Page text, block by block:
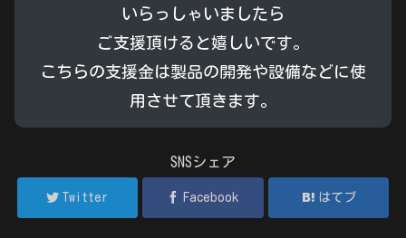
いらっしゃいましたら
ご支援頂けると嬉しいです。
こちらの支援金は製品の開発や設備などに使
用させて頂きます。
SNSシェア
Twitter Facebook はてブ